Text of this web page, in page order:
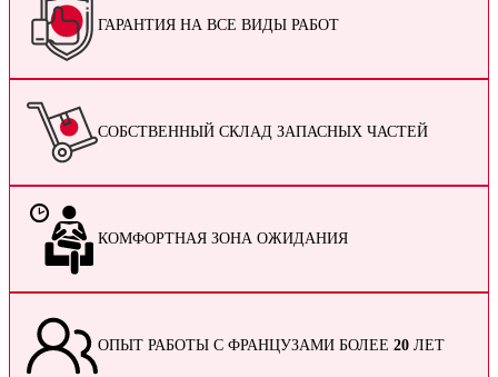
ГАРАНТИЯ НА ВСЕ ВИДЫ РАБОТ
СОБСТВЕННЫЙ СКЛАД ЗАПАСНЫХ ЧАСТЕЙ
КОМФОРТНАЯ ЗОНА ОЖИДАНИЯ
ОПЫТ РАБОТЫ С ФРАНЦУЗАМИ БОЛЕЕ 20 ЛЕТ